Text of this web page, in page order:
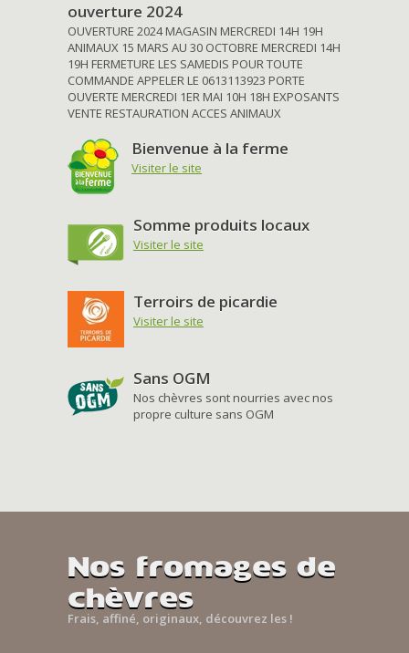
ouverture 2024
OUVERTURE 2024 MAGASIN MERCREDI 14H 19H
ANIMAUX 15 MARS AU 30 OCTOBRE MERCREDI 14H
19H FERMETURE LES SAMEDIS POUR TOUTE
COMMANDE APPELER LE 0613113923 PORTE
OUVERTE MERCREDI 1ER MAI 10H 18H EXPOSANTS
VENTE RESTAURATION ACCES ANIMAUX
Bienvenue à la ferme
Visiter le site
Somme produits locaux
Visiter le site
Terroirs de picardie
Visiter le site
Sans OGM
Nos chèvres sont nourries avec nos
propre culture sans OGM
Nos fromages de
chèvres
Frais, affiné, originaux, découvrez les !